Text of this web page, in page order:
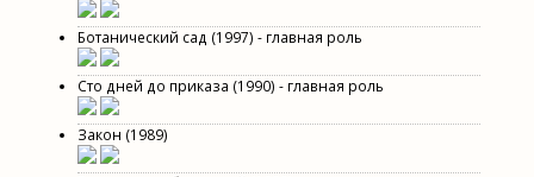
Ботанический сад (1997) - главная роль
Сто дней до приказа (1990) - главная роль
Закон (1989)